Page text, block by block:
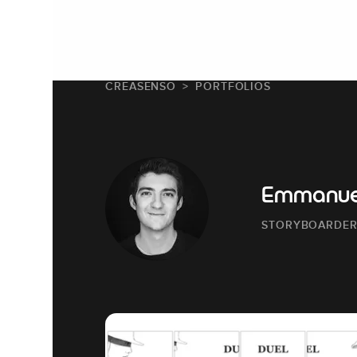
CREASENSO PORTFOLIOS
STORYBOARDER